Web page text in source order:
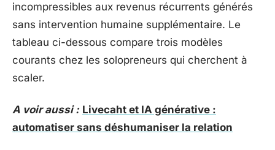
incompressibles aux revenus récurrents générés
sans intervention humaine supplémentaire. Le
tableau ci-dessous compare trois modèles
courants chez les solopreneurs qui cherchent à
scaler.
A voir aussi : Livecaht et IA générative :
automatiser sans déshumaniser la relation